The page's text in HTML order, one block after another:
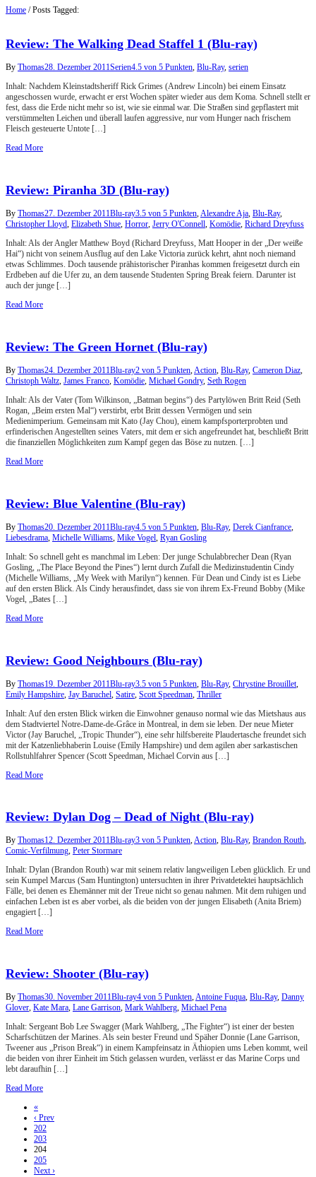
Home /Posts Tagged:
Review: The Walking Dead Staffel 1 (Blu-ray)
By Thomas28. Dezember 2011Serien4.5 von 5 Punkten, Blu-Ray, serien
Inhalt: Nachdem Kleinstadtsheriff Rick Grimes (Andrew Lincoln) bei einem Einsatz
angeschossen wurde, erwacht er erst Wochen später wieder aus dem Koma. Schnell stellt er
fest, dass die Erde nicht mehr so ist, wie sie einmal war. Die Straßen sind gepflastert mit
verstümmelten Leichen und überall laufen aggressive, nur vom Hunger nach frischem
Fleisch gesteuerte Untote […]
Read More
Review: Piranha 3D (Blu-ray)
By Thomas27. Dezember 2011Blu-ray3.5 von 5 Punkten,Alexandre Aja, Blu-Ray,
Christopher Lloyd, Elizabeth Shue, Horror, Jerry O'Connell, Komödie, Richard Dreyfuss
Inhalt: Als der Angler Matthew Boyd (Richard Dreyfuss, Matt Hooper in der „Der weiße
Hai“) nicht von seinem Ausflug auf den Lake Victoria zurück kehrt, ahnt noch niemand
etwas Schlimmes. Doch tausende prähistorischer Piranhas kommen freigesetzt durch ein
Erdbeben auf die Ufer zu, an dem tausende Studenten Spring Break feiern. Darunter ist
auch der junge […]
Read More
Review: The Green Hornet (Blu-ray)
By Thomas24. Dezember 2011Blu-ray2 von 5 Punkten Action Blu-Ray, Cameron Diaz
Christoph Waltz James Franco Komödie Michael Gondry, Seth Rogen
Inhalt: Als der Vater (Tom Wilkinson, „Batman begins“) des Partylöwen Britt Reid (Seth
Rogan, „Beim ersten Mal“) verstirbt, erbt Britt dessen Vermögen und sein
Medienimperium. Gemeinsam mit Kato (Jay Chou), einem kampfsporterprobten und
erfinderischen Angestellten seines Vaters, mit dem er sich angefreundet hat, beschließt Britt
die finanziellen Möglichkeiten zum Kampf gegen das Böse zu nutzen. […]
Read More
Review: Blue Valentine (Blu-ray)
By Thomas20. Dezember 2011Blu-ray4.5 von 5 Punkten Blu-Ray, Derek Cianfrance
Liebesdrama Michelle Williams Mike Vogel Ryan Gosling
Inhalt: So schnell geht es manchmal im Leben: Der junge Schulabbrecher Dean (Ryan
Gosling, „The Place Beyond the Pines“) lernt durch Zufall die Medizinstudentin Cindy
(Michelle Williams, „My Week with Marilyn“) kennen. Für Dean und Cindy ist es Liebe
auf den ersten Blick. Als Cindy herausfindet, dass sie von ihrem Ex-Freund Bobby (Mike
Vogel, „Bates […]
Read More
Review: Good Neighbours (Blu-ray)
By Thomas19. Dezember 2011Blu-ray3.5 von 5 Punkten Blu-Ray, Chrystine Brouillet
Emily Hampshire Jay Baruchel Satire Scott Speedman Thriller
Inhalt: Auf den ersten Blick wirken die Einwohner genauso normal wie das Mietshaus aus
dem Stadtviertel Notre-Dame-de-Grâce in Montreal, in dem sie leben. Der neue Mieter
Victor (Jay Baruchel, „Tropic Thunder“), eine sehr hilfsbereite Plaudertasche freundet sich
mit der Katzenliebhaberin Louise (Emily Hampshire) und dem agilen aber sarkastischen
Rollstuhlfahrer Spencer (Scott Speedman, Michael Corvin aus […]
Read More
Review: Dylan Dog – Dead of Night (Blu-ray)
By Thomas12. Dezember 2011Blu-ray3 von 5 Punkten,Action, Blu-Ray, Brandon Routh,
Comic-Verfilmung, Peter Stormare
Inhalt: Dylan (Brandon Routh) war mit seinem relativ langweiligen Leben glücklich. Er und
sein Kumpel Marcus (Sam Huntington) untersuchten in ihrer Privatdetektei hauptsächlich
Fälle, bei denen es Ehemänner mit der Treue nicht so genau nahmen. Mit dem ruhigen und
einfachen Leben ist es aber vorbei, als die beiden von der jungen Elisabeth (Anita Briem)
engagiert […]
Read More
Review: Shooter (Blu-ray)
By Thomas30. November 2011Blu-ray4 von 5 Punkten,Antoine Fuqua, Blu-Ray, Danny
Glover, Kate Mara, Lane Garrison, Mark Wahlberg, Michael Pena
Inhalt: Sergeant Bob Lee Swagger (Mark Wahlberg, „The Fighter“) ist einer der besten
Scharfschützen der Marines. Als sein bester Freund und Späher Donnie (Lane Garrison,
Tweener aus „Prison Break“) in einem Kampfeinsatz in Äthiopien ums Leben kommt, weil
die beiden von ihrer Einheit im Stich gelassen wurden, verlässt er das Marine Corps und
lebt daraufhin […]
Read More
«
‹ Prev
202
203
204
205
Next ›